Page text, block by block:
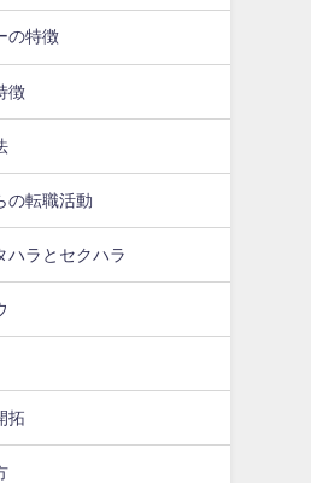
の特徴
徴
の転職活動
ハラとセクハラ
拓